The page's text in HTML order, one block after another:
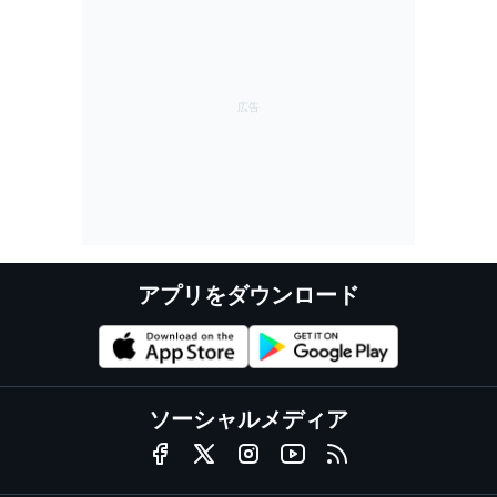
アプリをダウンロード
ソーシャルメディア